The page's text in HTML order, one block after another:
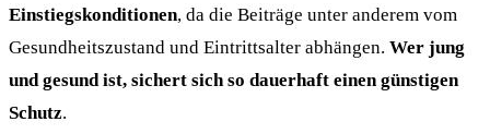
Einstiegskonditionen, da die Beiträge unter anderem vom
Gesundheitszustand und Eintrittsalter abhängen. Wer jung
und gesund ist, sichert sich so dauerhaft einen günstigen
Schutz.